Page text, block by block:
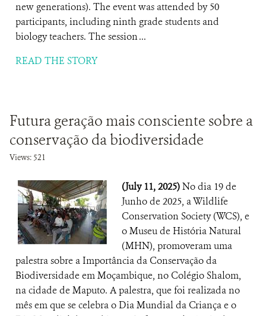
new generations). The event was attended by 50
participants, including ninth grade students and
biology teachers. The session ...
READ THE STORY
Futura geração mais consciente sobre a
conservação da biodiversidade
Views: 521
(July 11, 2025)No dia 19 de
Junho de 2025, a Wildlife
Conservation Society (WCS), e
o Museu de História Natural
(MHN), promoveram uma
palestra sobre a Importância da Conservação da
Biodiversidade em Moçambique, no Colégio Shalom,
na cidade de Maputo. A palestra, que foi realizada no
mês em que se celebra o Dia Mundial da Criança e o